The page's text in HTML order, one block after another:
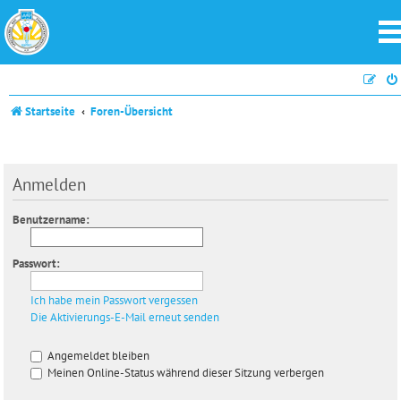
Startseite Foren-Übersicht
Anmelden
Benutzername:
Passwort:
Ich habe mein Passwort vergessen
Die Aktivierungs-E-Mail erneut senden
Angemeldet bleiben
Meinen Online-Status während dieser Sitzung verbergen